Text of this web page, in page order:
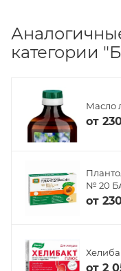
категории
Масло
от
№ 20
от
от 2